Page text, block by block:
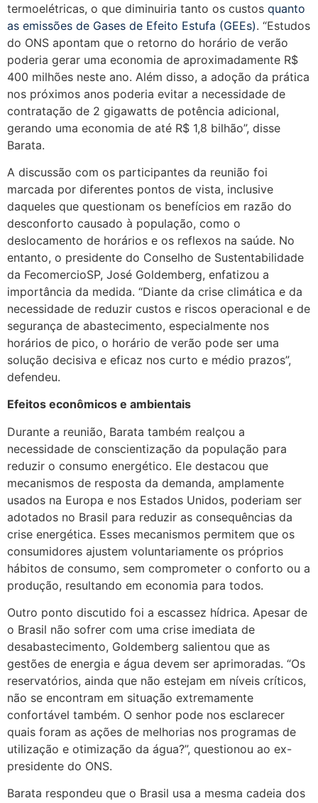
termoelétricas, o que diminuiria tanto os custos quanto
as emissões de Gases de Efeito Estufa (GEEs). “Estudos
do ONS apontam que o retorno do horário de verão
poderia gerar uma economia de aproximadamente R$
400 milhões neste ano. Além disso, a adoção da prática
nos próximos anos poderia evitar a necessidade de
contratação de 2 gigawatts de potência adicional,
gerando uma economia de até R$ 1,8 bilhão”, disse
Barata.
A discussão com os participantes da reunião foi
marcada por diferentes pontos de vista, inclusive
daqueles que questionam os benefícios em razão do
desconforto causado à população, como o
deslocamento de horários e os reflexos na saúde. No
entanto, o presidente do Conselho de Sustentabilidade
da FecomercioSP, José Goldemberg, enfatizou a
importância da medida. “Diante da crise climática e da
necessidade de reduzir custos e riscos operacional e de
segurança de abastecimento, especialmente nos
horários de pico, o horário de verão pode ser uma
solução decisiva e eficaz nos curto e médio prazos”,
defendeu.
Efeitos econômicos e ambientais
Durante a reunião, Barata também realçou a
necessidade de conscientização da população para
reduzir o consumo energético. Ele destacou que
mecanismos de resposta da demanda, amplamente
usados na Europa e nos Estados Unidos, poderiam ser
adotados no Brasil para reduzir as consequências da
crise energética. Esses mecanismos permitem que os
consumidores ajustem voluntariamente os próprios
hábitos de consumo, sem comprometer o conforto ou a
produção, resultando em economia para todos.
Outro ponto discutido foi a escassez hídrica. Apesar de
o Brasil não sofrer com uma crise imediata de
desabastecimento, Goldemberg salientou que as
gestões de energia e água devem ser aprimoradas. “Os
reservatórios, ainda que não estejam em níveis críticos,
não se encontram em situação extremamente
confortável também. O senhor pode nos esclarecer
quais foram as ações de melhorias nos programas de
utilização e otimização da água?”, questionou ao ex-
presidente do ONS.
Barata respondeu que o Brasil usa a mesma cadeia dos